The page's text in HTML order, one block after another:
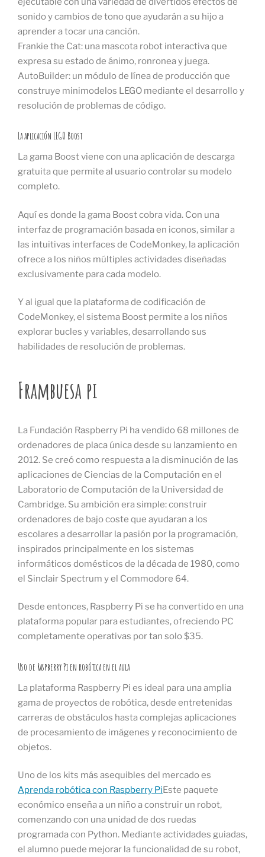
sonido y cambios de tono que ayudarán a su hijo a
aprender a tocar una canción.
Frankie the Cat: una mascota robot interactiva que
expresa su estado de ánimo, ronronea y juega.
AutoBuilder: un módulo de línea de producción que
construye minimodelos LEGO mediante el desarrollo y
resolución de problemas de código.
La aplicación LEGO Boost
La gama Boost viene con una aplicación de descarga
gratuita que permite al usuario controlar su modelo
completo.
Aquí es donde la gama Boost cobra vida. Con una
interfaz de programación basada en iconos, similar a
las intuitivas interfaces de CodeMonkey, la aplicación
ofrece a los niños múltiples actividades diseñadas
exclusivamente para cada modelo.
Y al igual que la plataforma de codificación de
CodeMonkey, el sistema Boost permite a los niños
explorar bucles y variables, desarrollando sus
habilidades de resolución de problemas.
Frambuesa pi
La Fundación Raspberry Pi ha vendido 68 millones de
ordenadores de placa única desde su lanzamiento en
2012. Se creó como respuesta a la disminución de las
aplicaciones de Ciencias de la Computación en el
Laboratorio de Computación de la Universidad de
Cambridge. Su ambición era simple: construir
ordenadores de bajo coste que ayudaran a los
escolares a desarrollar la pasión por la programación,
inspirados principalmente en los sistemas
informáticos domésticos de la década de 1980, como
el Sinclair Spectrum y el Commodore 64.
Desde entonces, Raspberry Pi se ha convertido en una
plataforma popular para estudiantes, ofreciendo PC
completamente operativas por tan solo $35.
Uso de Raspberry Pi en robótica en el aula
La plataforma Raspberry Pi es ideal para una amplia
gama de proyectos de robótica, desde entretenidas
carreras de obstáculos hasta complejas aplicaciones
de procesamiento de imágenes y reconocimiento de
objetos.
Uno de los kits más asequibles del mercado es
Aprenda robótica con Raspberry PiEste paquete
económico enseña a un niño a construir un robot,
comenzando con una unidad de dos ruedas
programada con Python. Mediante actividades guiadas,
el alumno puede mejorar la funcionalidad de su robot,